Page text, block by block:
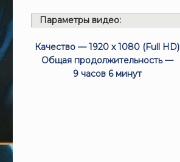
Параметры видео:
Качество — 1920 x 1080 (Full HD)
Общая продолжительность —
9 часов 6 минут